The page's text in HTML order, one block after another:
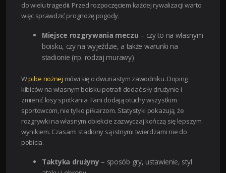
do wielu tragedii. Przed rozpoczęciem każdej rywalizacji warto
więc sprawdzić prognozę pogody.
Miejsce rozgrywania meczu – czy to na własnym
boisku, czy na wyjeździe, a także warunki na
stadionie (np. rodzaj murawy)
Wpiłce nożnej mówi się o dwunastym zawodniku. Doping
kibiców na własnym boisku potrafi dodać siły drużynie i
zmienić losy spotkania. Fani dodają otuchy wszystkim
sportowcom, nie tylko piłkarzom. Statystyki pokazują, że
rozgrywki na własnym obiekcie zazwyczaj kończą się lepszym
wynikiem. Czasami stadiony są istnymi twierdzami nie do
pobicia.
Taktyka drużyny – sposób gry, ustawienie, styl